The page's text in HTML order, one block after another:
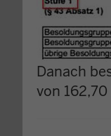
Danach
von 162,70